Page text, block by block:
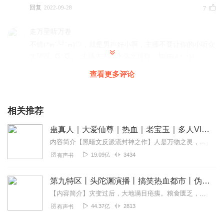
回复 2022-09-28 7
失望哎,,Ծ^Ծ,,，主播大大我永远支持你，加油(ง •̀_•́)ง
声音大小不一样 听的耳朵好痛啊
听友195028135
女主确实没脑子，说是宅女，但好坏是小说作者，还能啥都
能写小说？别逗了
2022-05-27 4
查看更多评论
相关推荐
蛊真人｜大爱仙尊｜热血｜老宝玉｜多人VIP免费有声剧
内容简介【黑暗文反派流封神之作】人是万物之灵，蛊是天地真精。一个穿越者不断重生的故事。一个养蛊、炼蛊、用蛊的奇特世界。配音组（男角色）老宝玉旁白...
有声书 19.09亿 3434
第九特区丨头陀渊演播丨搞笑热血都市丨伪戒丨VIP免费多人有声剧
【内容简介】灾变过后，大地满目疮痍。粮食匮乏，资源紧俏，局势混乱……一位从待规划区杀出来的青年，背对着漫天黄沙，孤身来到九区谋生，却不曾想偶然结识三五好友，一念...
有声书 44.37亿 2813